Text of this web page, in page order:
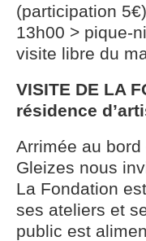
(participation 5€)
13h00 > pique-
visite libre du
VISITE DE LA
résidence
Arrimée au
Gleizes nous
La Fondation
ses ateliers et
public est